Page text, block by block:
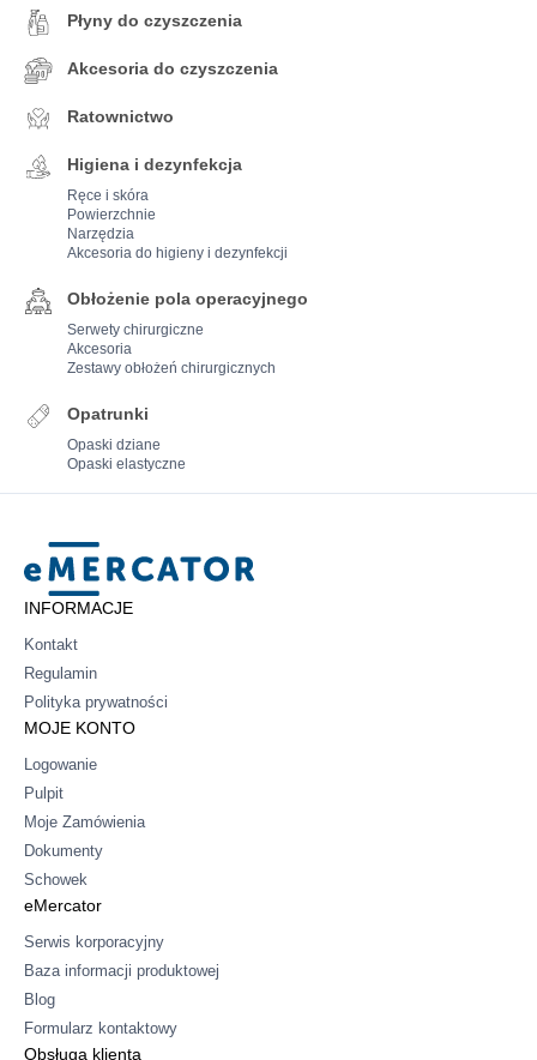
Płyny do czyszczenia
Akcesoria do czyszczenia
Ratownictwo
Higiena i dezynfekcja
Ręce i skóra
Powierzchnie
Narzędzia
Akcesoria do higieny i dezynfekcji
Obłożenie pola operacyjnego
Serwety chirurgiczne
Akcesoria
Zestawy obłożeń chirurgicznych
Opatrunki
Opaski dziane
Opaski elastyczne
Mercator
INFORMACJE
Kontakt
Regulamin
Polityka prywatności
MOJE KONTO
Logowanie
Pulpit
Moje Zamówienia
Dokumenty
Schowek
eMercator
Serwis korporacyjny
Baza informacji produktowej
Blog
Formularz kontaktowy
Obsługa klienta